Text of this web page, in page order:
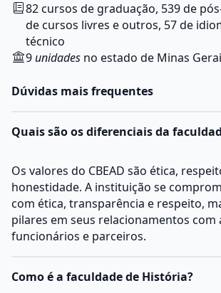
82 cursos de graduação, 539 de
de cursos livres e outros, 57 de
técnico
9unidades no estado de Minas
Dúvidas mais frequentes
Quais são os diferenciais da
Os valores do CBEAD são ética,
honestidade. A instituição se
com ética, transparência e respeito,
pilares em seus relacionamentos com
funcionários e parceiros.
Como é a faculdade de História?